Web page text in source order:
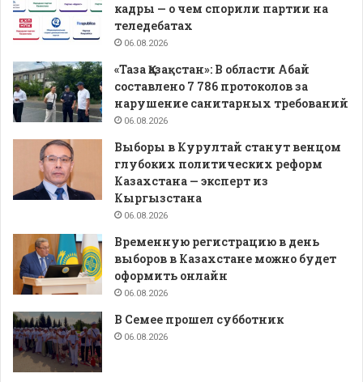
кадры — о чем спорили партии на
теледебатах
06.08.2026
«Таза Қазақстан»: В области Абай
составлено 7 786 протоколов за
нарушение санитарных требований
06.08.2026
Выборы в Курултай станут венцом
глубоких политических реформ
Казахстана — эксперт из
Кыргызстана
06.08.2026
Временную регистрацию в день
выборов в Казахстане можно будет
оформить онлайн
06.08.2026
В Семее прошел субботник
06.08.2026